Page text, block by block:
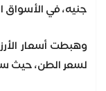
جنيه، في الأسواق
لسعر الطن، حيث سجل 17,700